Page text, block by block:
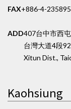
FAX+886-4-
ADD407台中市西
台灣大道4段
Xitun Dist.,
Kaohsiung